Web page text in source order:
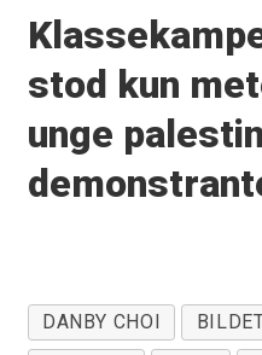
stod kun
unge
DANBY CHOI